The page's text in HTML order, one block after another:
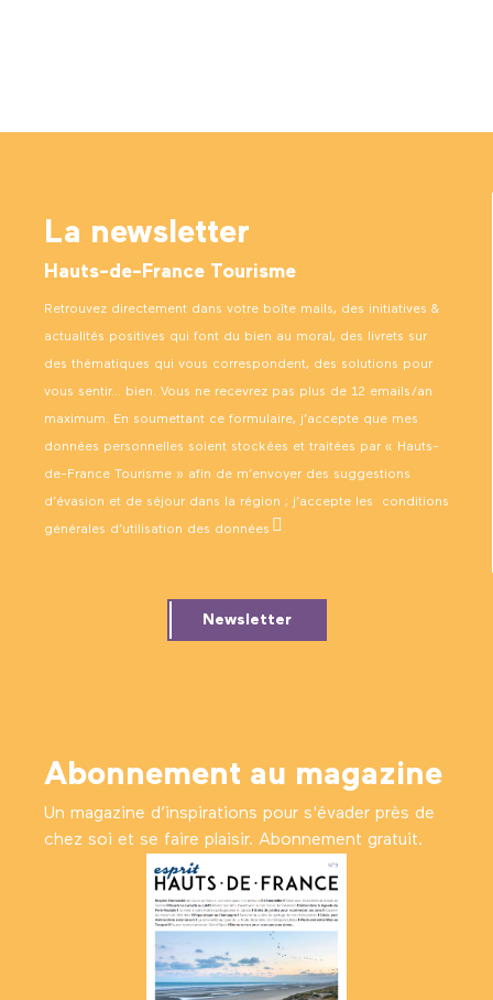
La newsletter
Hauts-de-France Tourisme
Retrouvez directement dans votre boîte mails, des initiatives &
actualités positives qui font du bien au moral, des livrets sur
des thématiques qui vous correspondent, des solutions pour
vous sentir… bien. Vous ne recevrez pas plus de 12 emails/an
maximum. En soumettant ce formulaire, j’accepte que mes
données personnelles soient stockées et traitées par « Hauts-
de-France Tourisme » afin de m’envoyer des suggestions
d’évasion et de séjour dans la région ; j’accepte les conditions
générales d’utilisation des données .
Newsletter
Abonnement au magazine
Un magazine d’inspirations pour s'évader près de
chez soi et se faire plaisir. Abonnement gratuit.